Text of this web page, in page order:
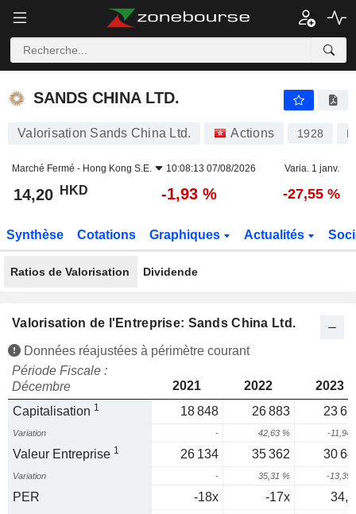
SANDS CHINA LTD.
SANDS CHINA LTD.
Valorisation Sands China Ltd. Actions 1928
Marché Fermé - Hong Kong S.E. 10:08:13 07/08/2026 Varia. 1 janv.
14,20 HKD -1,93 % -27,55 %
Synthèse Cotations Graphiques Actualités
Ratios de Valorisation Dividende
Valorisation de l'Entreprise: Sands China Ltd.
Données réajustées à périmètre courant
Période Fiscale :
Décembre
2021 2022
2023
Capitalisation 1 18 848 26 883 23
Variation - 42,63 % -11,94
Valeur Entreprise 1 26 134 35 362 30
Variation - 35,31 % -13,35
PER -18x -17x